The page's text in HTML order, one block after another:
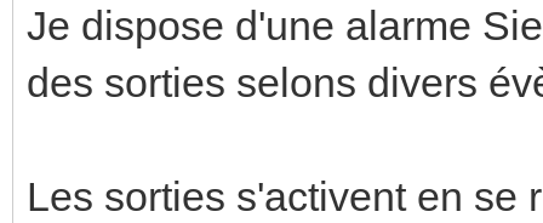
Je dispose d'une alarme
des sorties selons divers
Les sorties s'activent en se